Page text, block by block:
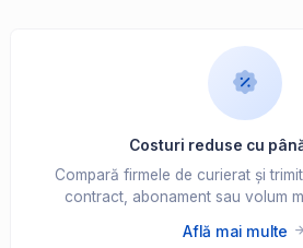
Costuri reduse cu
Compară firmele de curierat și
contract, abonament sau volum
Află mai multe